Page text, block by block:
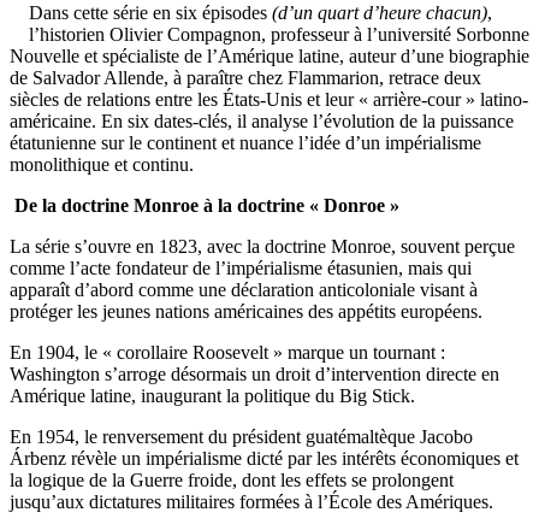
Dans cette série en six épisodes (d’un quart d’heure chacun),
l’historien Olivier Compagnon, professeur à l’université Sorbonne
Nouvelle et spécialiste de l’Amérique latine, auteur d’une biographie
de Salvador Allende, à paraître chez Flammarion, retrace deux
siècles de relations entre les États-Unis et leur « arrière-cour » latino-
américaine. En six dates-clés, il analyse l’évolution de la puissance
étatunienne sur le continent et nuance l’idée d’un impérialisme
monolithique et continu.
De la doctrine Monroe à la doctrine « Donroe »
La série s’ouvre en 1823, avec la doctrine Monroe, souvent perçue
comme l’acte fondateur de l’impérialisme étasunien, mais qui
apparaît d’abord comme une déclaration anticoloniale visant à
protéger les jeunes nations américaines des appétits européens.
En 1904, le « corollaire Roosevelt » marque un tournant :
Washington s’arroge désormais un droit d’intervention directe en
Amérique latine, inaugurant la politique du Big Stick.
En 1954, le renversement du président guatémaltèque Jacobo
Árbenz révèle un impérialisme dicté par les intérêts économiques et
la logique de la Guerre froide, dont les effets se prolongent
jusqu’aux dictatures militaires formées à l’École des Amériques.